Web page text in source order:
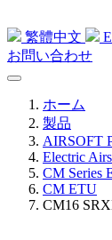
繁體中文
お問い合わせ
ホーム
製品
AIRSOFT
Electric
CM Series
CM ETU
CM16